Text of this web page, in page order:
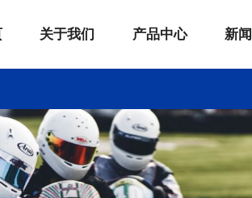
关于我们 产品中心 新闻